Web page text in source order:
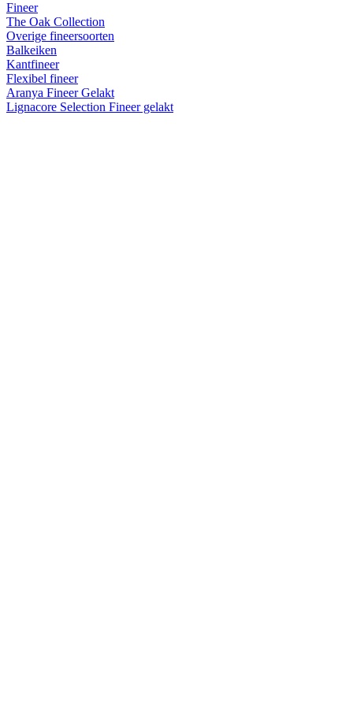
Fineer
The Oak Collection
Overige fineersoorten
Balkeiken
Kantfineer
Flexibel fineer
Aranya Fineer Gelakt
Lignacore Selection Fineer gelakt